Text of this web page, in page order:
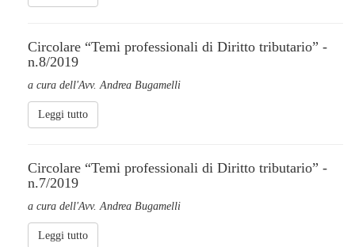
Circolare “Temi professionali di Diritto tributario” -
n.8/2019
a cura dell'Avv. Andrea Bugamelli
Leggi tutto
Circolare “Temi professionali di Diritto tributario” -
n.7/2019
a cura dell'Avv. Andrea Bugamelli
Leggi tutto